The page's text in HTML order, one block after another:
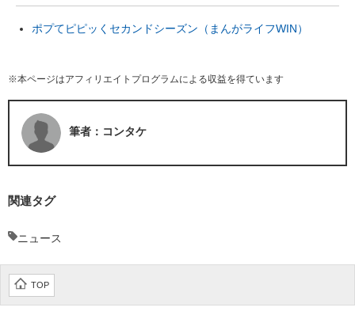
ポプてピピッくセカンドシーズン（まんがライフWIN）
※本ページはアフィリエイトプログラムによる収益を得ています
筆者：コンタケ
関連タグ
ニュース
TOP